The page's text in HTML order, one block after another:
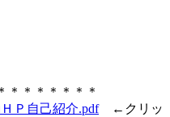
＊＊＊＊＊＊
Ｐ自己紹介.pdf←クリッ